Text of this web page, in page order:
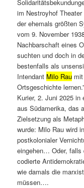
im Nestroyhof
der ehemals größten
vom 9. November
Nachbarschaft eines
suchten und doch in
bestenfalls als
Intendant Milo Rau
Ortsgeschichte
Kurier, 2. Juni 2025 in
aus Südamerika, das
Zielsetzung als
wurde: Milo Rau wird
postkolonialer
eingehen… Oder, falls
codierte
wie damals die
müssen….